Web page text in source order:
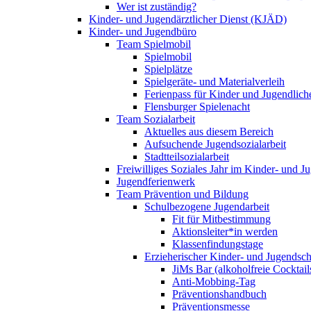
Wer ist zuständig?
Kinder- und Jugendärztlicher Dienst (KJÄD)
Kinder- und Jugendbüro
Team Spielmobil
Spielmobil
Spielplätze
Spielgeräte- und Materialverleih
Ferienpass für Kinder und
Flensburger Spielenacht
Team Sozialarbeit
Aktuelles aus diesem Bereich
Aufsuchende Jugendsozialarbeit
Stadtteilsozialarbeit
Freiwilliges Soziales Jahr im Kinder- und
Jugendferienwerk
Team Prävention und Bildung
Schulbezogene Jugendarbeit
Fit für Mitbestimmung
Aktionsleiter*in werden
Klassenfindungstage
Erzieherischer Kinder- und
JiMs Bar (alkoholfreie
Anti-Mobbing-Tag
Präventionshandbuch
Präventionsmesse